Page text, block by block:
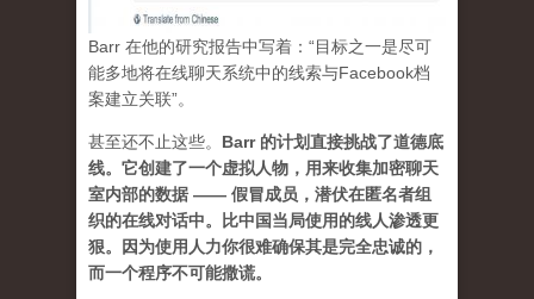
Barr 在他的研究报告中写着：“目标之一是尽可
能多地将在线聊天系统中的线索与Facebook档
案建立关联”。
甚至还不止这些。 Barr 的计划直接挑战了道德底
线。它创建了一个虚拟人物，用来收集加密聊天
室内部的数据 —— 假冒成员，潜伏在匿名者组
织的在线对话中。比中国当局使用的线人渗透更
狠。因为使用人力你很难确保其是完全忠诚的，
而一个程序不可能撒谎。